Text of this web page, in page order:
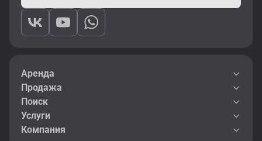
Аренда
Продажа
Поиск
Услуги
Компания